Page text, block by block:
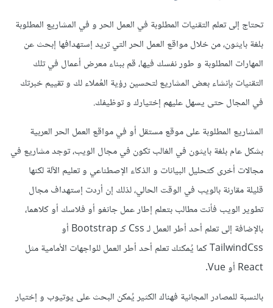
تحتاج إلى تعلم التقنيات المطلوبة في العمل الحر و في المشاريع المطلوبة
بلغة بايثون، من خلال مواقع العمل الحر التي تريد إستهدافها إبحث عن
المهارات المطلوبة و طور نفسك فيها، قم ببناء معرض أعمال في تلك
التقنيات بإنشاء بعض المشاريع لتحسين رؤية العُملاء لك و تقييم خبرتك
في المجال حتى يسهل عليهم إختيارك و توظيفك.
المشاريع المطلوبة على موقع مستقل أو في مواقع العمل الحر العربية
بشكل عام بلغة بايثون في الغالب تكون في مجال الويب، توجد مشاريع في
مجالات أخرى كتحليل البيانات و الذكاء الإصطناعي و تعليم الآلة لكنها
قليلة مقارنة بالويب في الوقت الحالي، لذلك إن أردت إستهداف مجال
تطوير الويب فأنت مطالب بتعلم إطار عمل جانغو أو فلاسك أو كلاهما،
بالإضافة إلى تعلم أحد أطر العمل لـ Css كـ Bootstrap أو
TailwindCss كما يُمكنك تعلم أحد أطر العمل للواجهات الأمامية مثل
React أو Vue.
بالنسبة للمصادر المجانية فهناك الكثير يُمكن البحث على يوتيوب و إختيار